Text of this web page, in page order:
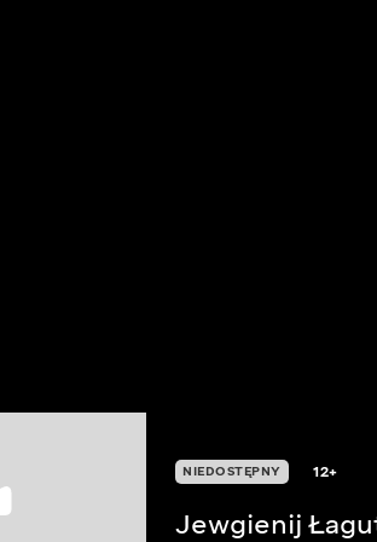
NIEDOSTĘPNY 12+
Jewgienij